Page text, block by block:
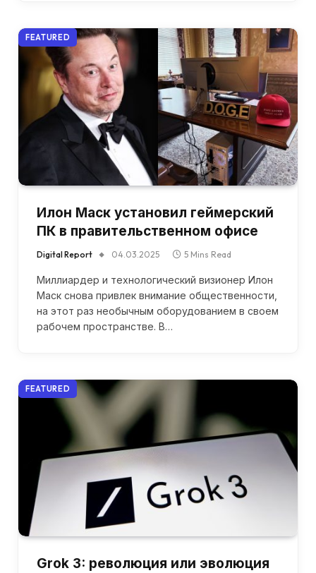
FEATURED
Илон Маск установил геймерский
ПК в правительственном офисе
Digital Report 04.03.2025 5 Mins Read
Миллиардер и технологический визионер Илон
Маск снова привлек внимание общественности,
на этот раз необычным оборудованием в своем
рабочем пространстве. В…
FEATURED
Grok 3: революция или эволюция